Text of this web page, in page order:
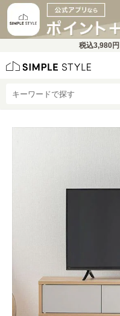
税込3,980円